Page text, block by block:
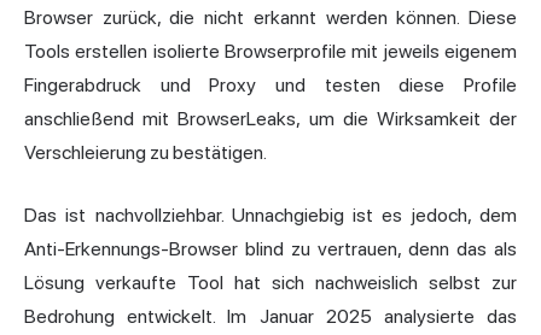
Browser zurück, die nicht erkannt werden können. Diese
Tools erstellen isolierte Browserprofile mit jeweils eigenem
Fingerabdruck und Proxy und testen diese Profile
anschließend mit BrowserLeaks, um die Wirksamkeit der
Verschleierung zu bestätigen.
Das ist nachvollziehbar. Unnachgiebig ist es jedoch, dem
Anti-Erkennungs-Browser blind zu vertrauen, denn das als
Lösung verkaufte Tool hat sich nachweislich selbst zur
Bedrohung entwickelt. Im Januar 2025 analysierte das